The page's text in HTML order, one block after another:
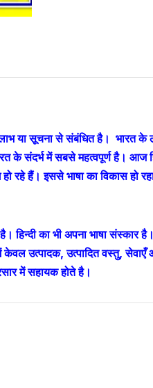
या सूचना से संबंधित है। भारत के
के संदर्भ में सबसे महत्वपूर्ण है। आज
रहे हैं। इससे भाषा का विकास हो
हिन्दी का भी अपना भाषा संस्कार
उत्पादक, उत्पादित वस्तु, सेवाएँ
में सहायक होते है।